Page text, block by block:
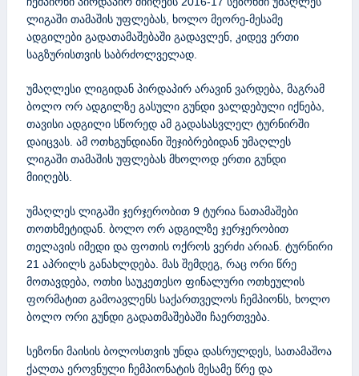
ლიგაში თამაშის უფლებას, ხოლო მეორე-მესამე
ადგილები გადათამაშებაში გადავლენ, კიდევ ერთი
საგზურისთვის საბრძოლველად.
უმაღლესი ლიგიდან პირდაპირ არავინ ვარდება, მაგრამ
ბოლო ორ ადგილზე გასული გუნდი ვალდებული იქნება,
თავისი ადგილი სწორედ ამ გადასასვლელ ტურნირში
დაიცვას. ამ ოთხგუნდიანი შეჯიბრებიდან უმაღლეს
ლიგაში თამაშის უფლებას მხოლოდ ერთი გუნდი
მიიღებს.
უმაღლეს ლიგაში ჯერჯერობით 9 ტურია ნათამაშები
თოთხმეტიდან. ბოლო ორ ადგილზე ჯერჯერობით
თელავის იმედი და ფოთის ოქროს ვერძი არიან. ტურნირი
21 აპრილს განახლდება. მას შემდეგ, რაც ორი წრე
მოთავდება, ოთხი საუკეთესო ფინალური ოთხეულის
ფორმატით გამოავლენს საქართველოს ჩემპიონს, ხოლო
ბოლო ორი გუნდი გადათმაშებაში ჩაერთვება.
სეზონი მაისის ბოლოსთვის უნდა დასრულდეს, სათამაშოა
ქალთა ეროვნული ჩემპიონატის მესამე წრე და